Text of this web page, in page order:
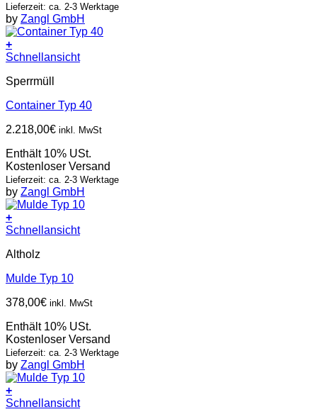
Lieferzeit: ca. 2-3 Werktage
by Zangl GmbH
+
Schnellansicht
Sperrmüll
Container Typ 40
2.218,00€ inkl. MwSt
Enthält 10% USt.
Kostenloser Versand
Lieferzeit: ca. 2-3 Werktage
by Zangl GmbH
+
Schnellansicht
Altholz
Mulde Typ 10
378,00€ inkl. MwSt
Enthält 10% USt.
Kostenloser Versand
Lieferzeit: ca. 2-3 Werktage
by Zangl GmbH
+
Schnellansicht